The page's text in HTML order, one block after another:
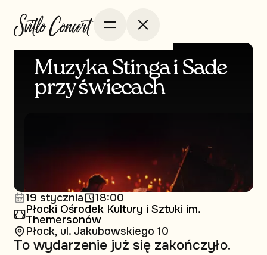
Muzyka Stinga i Sade
przy świecach
19 stycznia 18:00
Płocki Ośrodek Kultury i Sztuki im.
Themersonów
Płock, ul. Jakubowskiego 10
To wydarzenie już się zakończyło.